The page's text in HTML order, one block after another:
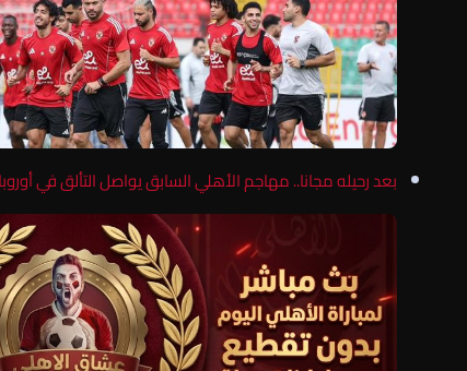
بعد رحيله مجانا.. مهاجم الأهلي السابق يواصل التألق في